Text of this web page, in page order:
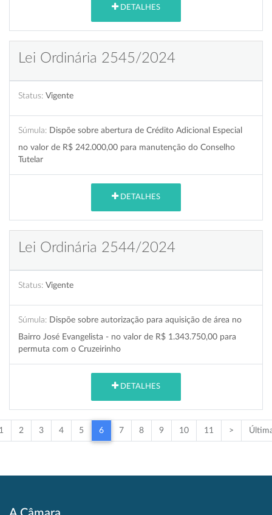
DETALHES
Lei Ordinária 2545/2024
Status: Vigente
Súmula: Dispõe sobre abertura de Crédito Adicional Especial
no valor de R$ 242.000,00 para manutenção do Conselho
Tutelar
DETALHES
Lei Ordinária 2544/2024
Status: Vigente
Súmula: Dispõe sobre autorização para aquisição de área no
Bairro José Evangelista - no valor de R$ 1.343.750,00 para
permuta com o Cruzeirinho
DETALHES
2 3 4 5 6 7 8 9 10 11 >